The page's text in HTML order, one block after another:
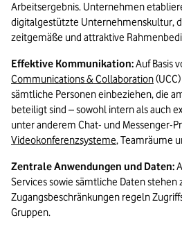
Arbeitsergebnis. Unternehmen
digitalgestützte Unternehmenskultur,
zeitgemäße und attraktive
Effektive Kommunikation: Auf Basis
Communications & Collaboration
sämtliche Personen einbeziehen, die
beteiligt sind – sowohl intern als auch
Videokonferenzsysteme, Teamräume
Zentrale Anwendungen und Daten:
Services sowie sämtliche Daten stehen
Zugangsbeschränkungen regeln
Gruppen.